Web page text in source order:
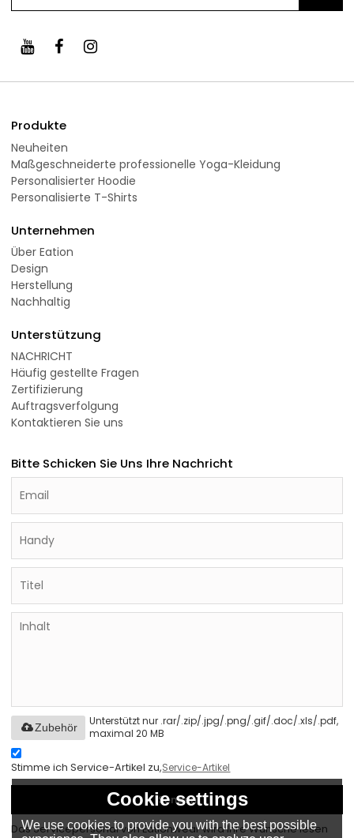
Produkte
Neuheiten
Maßgeschneiderte professionelle Yoga-Kleidung
Personalisierter Hoodie
Personalisierte T-Shirts
Unternehmen
Über Eation
Design
Herstellung
Nachhaltig
Unterstützung
NACHRICHT
Häufig gestellte Fragen
Zertifizierung
Auftragsverfolgung
Kontaktieren Sie uns
Bitte Schicken Sie Uns Ihre Nachricht
Unterstützt nur .rar/.zip/.jpg/.png/.gif/.doc/.xls/.pdf,
maximal 20 MB
Zubehör
Stimme ich Service-Artikel zu,Service-Artikel
Senden
Das Servicepersonal von Eationwear wird Ihre Wünsche lesen
Cookie settings
We use cookies to provide you with the best possible